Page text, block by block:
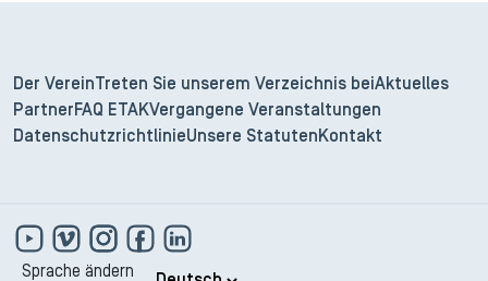
Der Verein Treten Sie unserem Verzeichnis beiAktuelles
Partner FAQ ETAKVergangene Veranstaltungen
DatenschutzrichtlinieUnsere Statuten Kontakt
Sprache ändern